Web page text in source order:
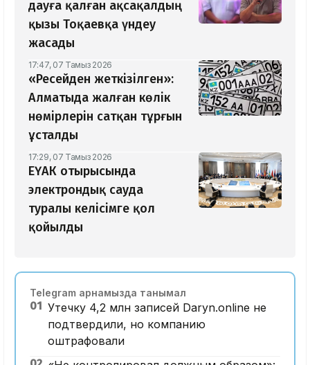
дауға қалған ақсақалдың
қызы Тоқаевқа үндеу
жасады
17:47, 07 Тамыз 2026
«Ресейден жеткізілген»:
Алматыда жалған көлік
нөмірлерін сатқан тұрғын
ұсталды
17:29, 07 Тамыз 2026
ЕҮАК отырысында
электрондық сауда
туралы келісімге қол
қойылды
Telegram арнамызда танымал
01 Утечку 4,2 млн записей Daryn.online не
подтвердили, но компанию
оштрафовали